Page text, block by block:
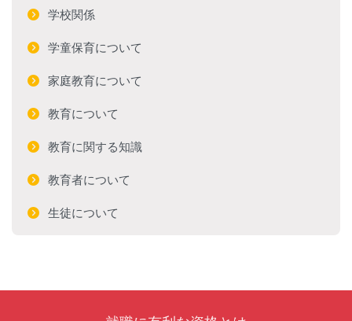
学校関係
学童保育について
家庭教育について
教育について
教育に関する知識
教育者について
生徒について